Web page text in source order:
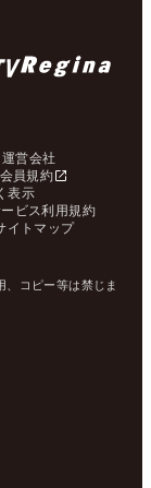
運営会社
会員規約
表示
ビス利用規約
イトマップ
コピー等は禁じま